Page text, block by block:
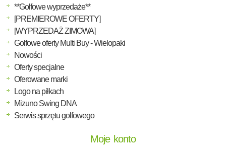
**Golfowe wyprzedaże**
[PREMIEROWE OFERTY]
[WYPRZEDAŻ ZIMOWA]
Golfowe oferty Multi Buy - Wielopaki
Nowości
Oferty specjalne
Oferowane marki
Logo na piłkach
Mizuno Swing DNA
Serwis sprzętu golfowego
Moje konto